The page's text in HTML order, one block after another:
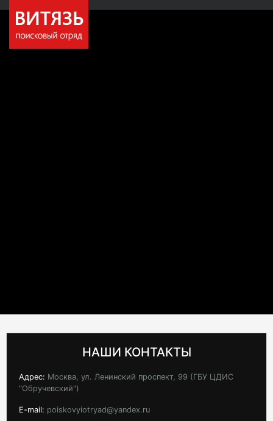
НАШИ КОНТАКТЫ
Адрес: Москва, ул. Ленинский проспект, 99 (ГБУ ЦДИС
"Обручевский")
E-mail: poiskovyiotryad@yandex.ru